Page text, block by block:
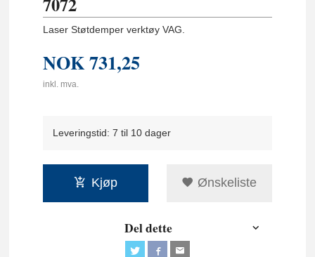
Laser Støtdemper verktøy VAG.
NOK731,25
inkl. mva.
Leveringstid: 7 til 10 dager
Kjøp Ønskeliste
Del dette